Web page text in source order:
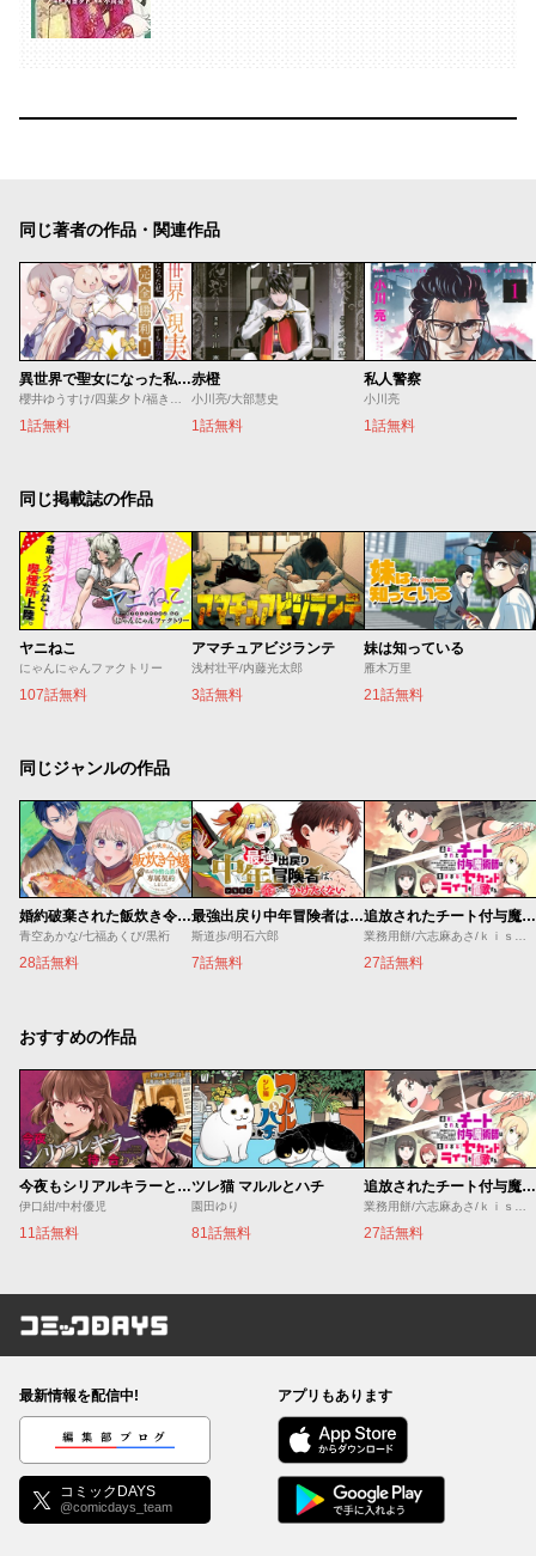
同じ著者の作品・関連作品
異世界で聖女になった私、現実世界でも聖女チートで完全勝利！
1話無料
赤橙
小川亮/大部慧史
1話無料
私人警察
小川亮
1話無料
同じ掲載誌の作品
ヤニねこ
にゃんにゃんファクトリー
107話無料
アマチュアビジランテ
浅村壮平/内藤光太郎
3話無料
妹は知っている
雁木万里
21話無料
同じジャンルの作品
婚約破棄された飯炊き令嬢の私は冷酷公爵と専属契約しました～ですが胃袋を掴んだ結果、冷たかった公爵様がどんどん優しくなっています～
青空あかな/七福あくび/黒裄
28話無料
最強出戻り中年冒険者は、今さら命なんてかけたくない
斯道歩/明石六郎
7話無料
追放されたチート付与魔術師は気ままなセカンドライフを謳歌する。 ～俺は武器だけじゃなく、あらゆるものに『強化ポイント』を付与できるし、俺の意思でいつでも効果を解除できるけど、残った人たち大丈夫？～
業務用餅/六志麻あさ/ｋｉｓｕｉ
27話無料
おすすめの作品
今夜もシリアルキラーと待ち合わせ
伊口紺/中村優児
11話無料
ツレ猫 マルルとハチ
園田ゆり
81話無料
追放されたチート付与魔術師は気ままなセカンドライフを謳歌する。 ～俺は武器だけじゃなく、あらゆるものに『強化ポイント』を付与できるし、俺の意思でいつでも効果を解除できるけど、残った人たち大丈夫？～
27話無料
コミックDAYS
最新情報を配信中!
編集部ブログ
コミックDAYS
@comicdays_team
アプリもあります